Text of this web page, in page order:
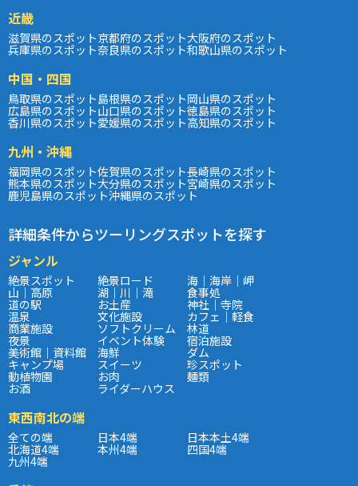
近畿
滋賀県のスポット京都府のスポット大阪府のスポット
兵庫県のスポット奈良県のスポット和歌山県のスポット
中国・四国
鳥取県のスポット島根県のスポット岡山県のスポット
広島県のスポット山口県のスポット徳島県のスポット
香川県のスポット愛媛県のスポット高知県のスポット
九州・沖縄
福岡県のスポット佐賀県のスポット長崎県のスポット
熊本県のスポット大分県のスポット宮崎県のスポット
鹿児島県のスポット沖縄県のスポット
詳細条件からツーリングスポットを探す
ジャンル
絶景スポット 絶景ロード 海｜海岸｜岬
山｜高原 湖｜川｜滝 食事処
道の駅 お土産 神社｜寺院
温泉 文化施設 カフェ｜軽食
商業施設 ソフトクリーム 林道
夜景 イベント体験 宿泊施設
美術館｜資料館 海鮮 ダム
キャンプ場 スイーツ 珍スポット
動植物園 お肉 麺類
お酒 ライダーハウス
東西南北の端
全ての端 日本4端 日本本土4端
北海道4端 本州4端 四国4端
九州4端